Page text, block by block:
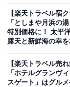
【楽天トラベル宿ク
「としまや月浜の
特別価格に！ 太平
露天と新鮮海の幸
【楽天トラベル売れ
「ホテルグランヴ
スゲート」はグル